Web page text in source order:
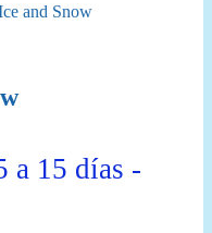
and Snow
a 15 días -